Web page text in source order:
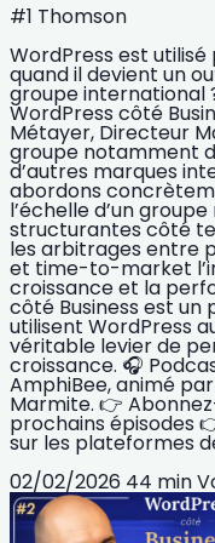
#1 Thomson
WordPress est
quand il devient un
groupe international
WordPress côté
Métayer, Directeur
groupe notamment
d’autres marques
abordons
l’échelle d’un
structurantes côté
les arbitrages entre
et time-to-market
croissance et la
côté Business est un
utilisent WordPress
véritable levier de
croissance. 🎧
AmphiBee, animé
Marmite. 👉
prochains épisodes
sur les plateformes
02/02/2026 44 min